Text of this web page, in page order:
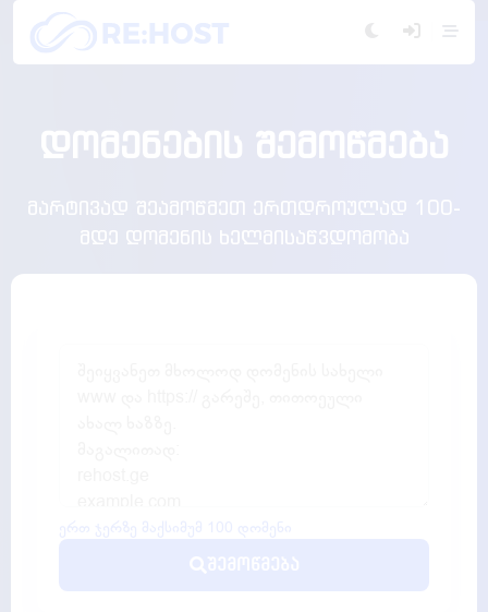
დომენების შემოწმება
მარტივად შეამოწმეთ ერთდროულად 100-
მდე დომენის ხელმისაწვდომობა